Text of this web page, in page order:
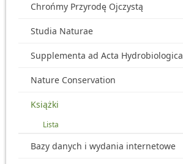
Chrońmy Przyrodę Ojczystą
Studia Naturae
Supplementa ad Acta Hydrobiologica
Nature Conservation
Książki
Lista
Bazy danych i wydania internetowe